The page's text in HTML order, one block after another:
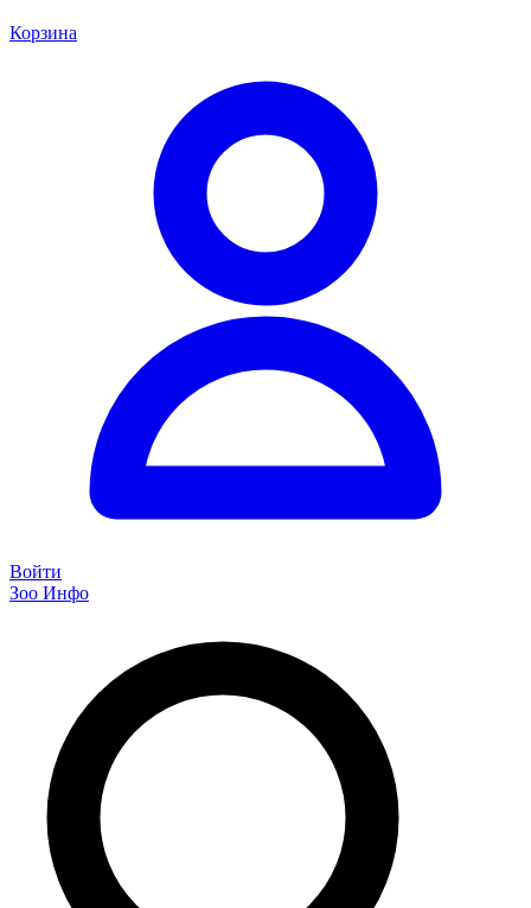
Корзина
Войти
Зоо Инфо